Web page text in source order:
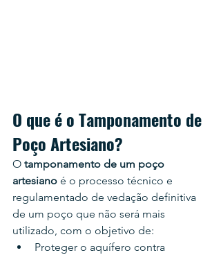
O que é o Tamponamento de
Poço Artesiano?
O tamponamento de um poço
artesiano é o processo técnico e
regulamentado de vedação definitiva
de um poço que não será mais
utilizado, com o objetivo de:
Proteger o aquífero contra